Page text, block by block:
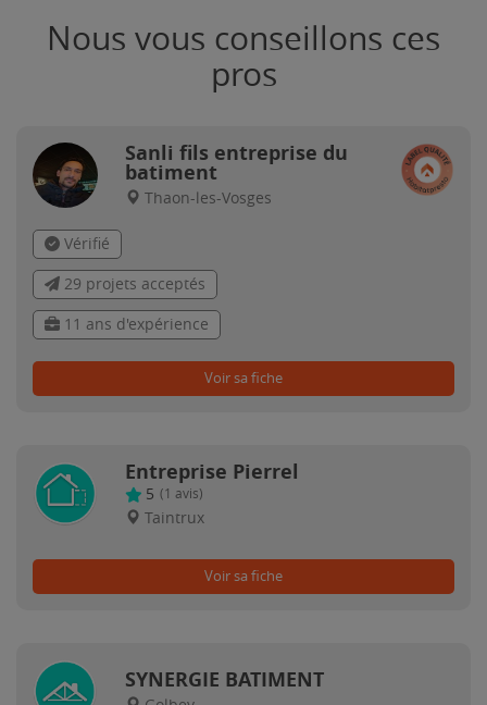
Nous vous conseillons ces
pros
Sanli fils entreprise du
batiment
Thaon-les-Vosges
Vérifié
29 projets acceptés
11 ans d'expérience
Voir sa fiche
Entreprise Pierrel
5 (1 avis)
Taintrux
Voir sa fiche
SYNERGIE BATIMENT